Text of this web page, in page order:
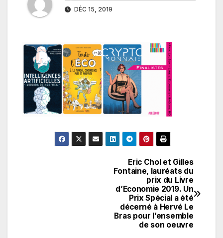
DÉC 15, 2019
Eric Chol et Gilles
Fontaine, lauréats du
prix du Livre
d’Economie 2019. Un
Prix Spécial a été
décerné à Hervé Le
Bras pour l’ensemble
de son oeuvre